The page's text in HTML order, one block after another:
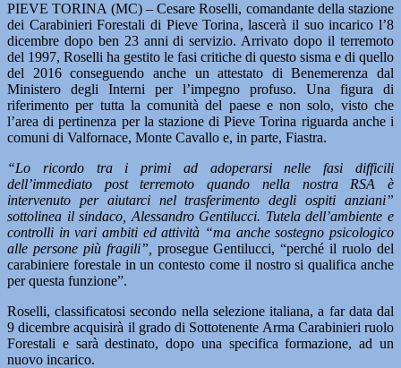
PIEVE TORINA (MC) – Cesare Roselli, comandante della stazione
dei Carabinieri Forestali di Pieve Torina, lascerà il suo incarico l’8
dicembre dopo ben 23 anni di servizio. Arrivato dopo il terremoto
del 1997, Roselli ha gestito le fasi critiche di questo sisma e di quello
del 2016 conseguendo anche un attestato di Benemerenza dal
Ministero degli Interni per l’impegno profuso. Una figura di
riferimento per tutta la comunità del paese e non solo, visto che
l’area di pertinenza per la stazione di Pieve Torina riguarda anche i
comuni di Valfornace, Monte Cavallo e, in parte, Fiastra.
“Lo ricordo tra i primi ad adoperarsi nelle fasi difficili
dell’immediato post terremoto quando nella nostra RSA è
intervenuto per aiutarci nel trasferimento degli ospiti anziani”
sottolinea il sindaco, Alessandro Gentilucci. Tutela dell’ambiente e
controlli in vari ambiti ed attività “ma anche sostegno psicologico
alle persone più fragili”,
prosegue Gentilucci, “perché il ruolo del
carabiniere forestale in un contesto come il nostro si qualifica anche
per questa funzione”.
Roselli, classificatosi secondo nella selezione italiana, a far data dal
9 dicembre acquisirà il grado di Sottotenente Arma Carabinieri ruolo
Forestali e sarà destinato, dopo una specifica formazione, ad un
nuovo incarico.